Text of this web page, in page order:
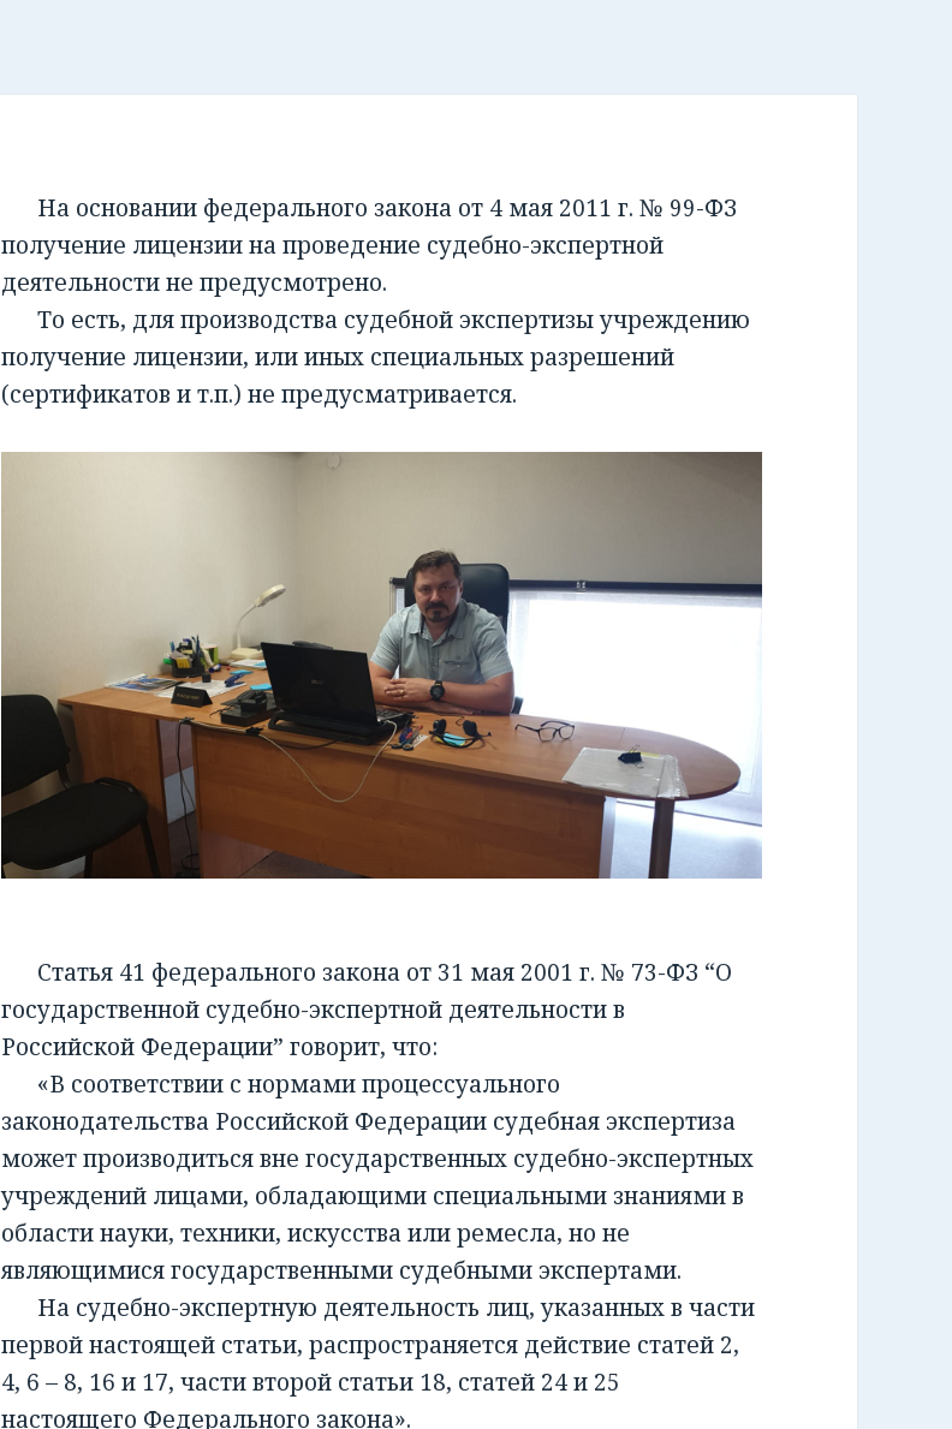
На основании федерального закона от 4 мая 2011 г. № 99-ФЗ
получение лицензии на проведение судебно-экспертной
деятельности не предусмотрено.
То есть, для производства судебной экспертизы учреждению
получение лицензии, или иных специальных разрешений
(сертификатов и т.п.) не предусматривается.
Статья 41 федерального закона от 31 мая 2001 г. № 73-ФЗ “О
государственной судебно-экспертной деятельности в
Российской Федерации” говорит, что:
«В соответствии с нормами процессуального
законодательства Российской Федерации судебная экспертиза
может производиться вне государственных судебно-экспертных
учреждений лицами, обладающими специальными знаниями в
области науки, техники, искусства или ремесла, но не
являющимися государственными судебными экспертами.
На судебно-экспертную деятельность лиц, указанных в части
первой настоящей статьи, распространяется действие статей 2,
4, 6 – 8, 16 и 17, части второй статьи 18, статей 24 и 25
настоящего Федерального закона».